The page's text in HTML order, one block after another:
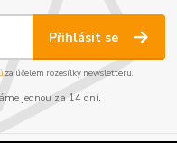
Přihlásit se
za účelem rozesílky newsletteru.
jednou za 14 dní.